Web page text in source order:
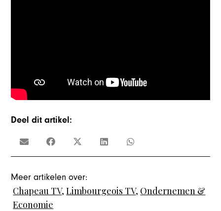
Deel dit artikel:
Meer artikelen over:
Chapeau TV,Limbourgeois TV, Ondernemen &
Economie